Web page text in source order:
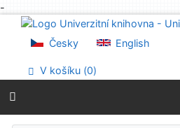
-
Přejít na obsah
Přejít na menu
Prohlášení o webové přístupnosti
Česky English
V košíku (0)